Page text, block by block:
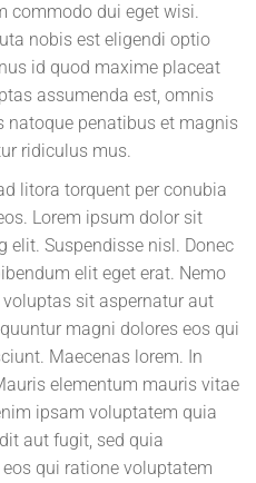
commodo dui eget wisi.
nobis est eligendi optio
id quod maxime placeat
assumenda est, omnis
natoque penatibus et magnis
ridiculus mus.
litora torquent per conubia
Lorem ipsum dolor sit
elit. Suspendisse nisl. Donec
elit eget erat. Nemo
sit aspernatur aut
magni dolores eos qui
Maecenas lorem. In
elementum mauris vitae
ipsam voluptatem quia
aut fugit, sed quia
qui ratione voluptatem